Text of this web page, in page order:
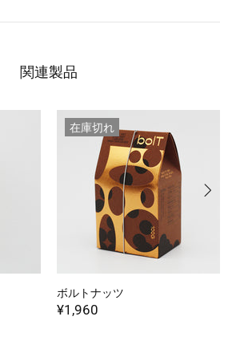
関連製品
在庫切れ
ボルトナッツ
¥1,960